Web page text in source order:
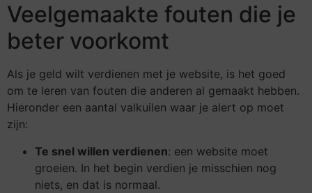
Veelgemaakte fouten die je
beter voorkomt
Als je geld wilt verdienen met je website, is het goed
om te leren van fouten die anderen al gemaakt hebben.
Hieronder een aantal valkuilen waar je alert op moet
zijn:
Te snel willen verdienen: een website moet
groeien. In het begin verdien je misschien nog
niets, en dat is normaal.